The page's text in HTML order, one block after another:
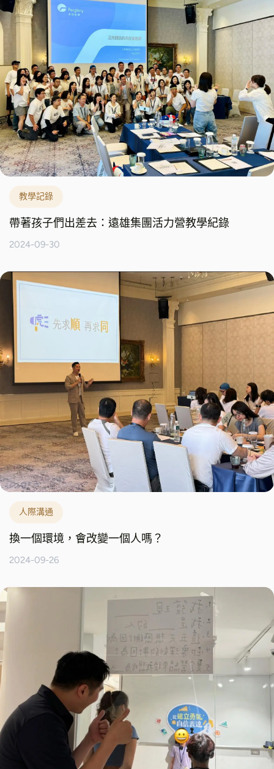
教學記錄
帶著孩子們出差去：遠雄集團活力營教學紀錄
2024-09-30
人際溝通
換一個環境，會改變一個人嗎？
2024-09-26